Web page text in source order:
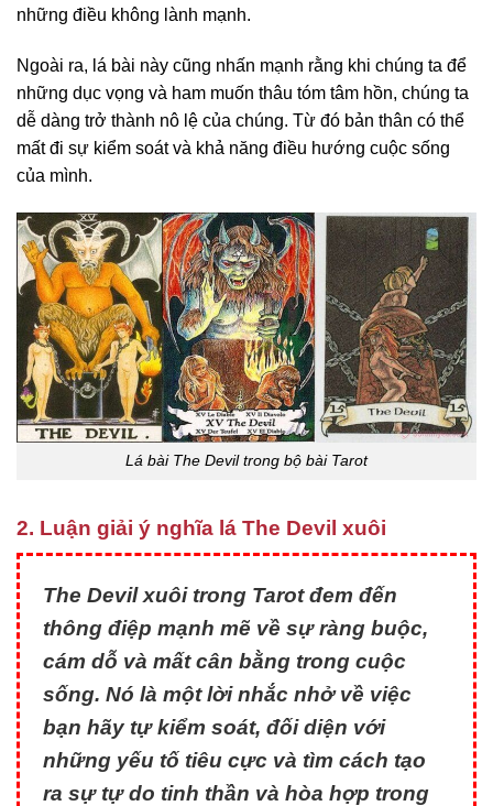
những điều không lành mạnh.
Ngoài ra, lá bài này cũng nhấn mạnh rằng khi chúng ta để
những dục vọng và ham muốn thâu tóm tâm hồn, chúng ta
dễ dàng trở thành nô lệ của chúng. Từ đó bản thân có thể
mất đi sự kiểm soát và khả năng điều hướng cuộc sống
của mình.
Lá bài The Devil trong bộ bài Tarot
2. Luận giải ý nghĩa lá The Devil xuôi
The Devil xuôi trong Tarot đem đến
thông điệp mạnh mẽ về sự ràng buộc,
cám dỗ và mất cân bằng trong cuộc
sống. Nó là một lời nhắc nhở về việc
bạn hãy tự kiểm soát, đối diện với
những yếu tố tiêu cực và tìm cách tạo
ra sự tự do tinh thần và hòa hợp trong